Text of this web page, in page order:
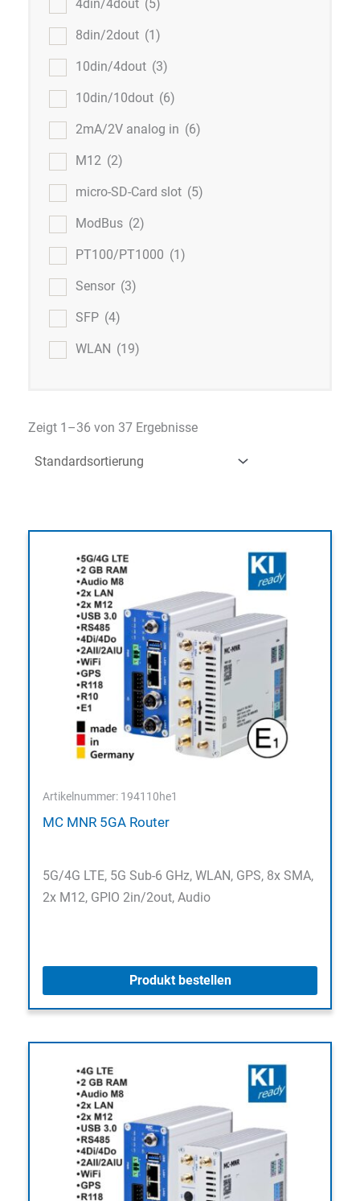
4din/4dout (5)
8din/2dout (1)
10din/4dout (3)
10din/10dout (6)
2mA/2V analog in (6)
M12 (2)
micro-SD-Card slot (5)
ModBus (2)
PT100/PT1000 (1)
Sensor (3)
SFP (4)
WLAN (19)
Zeigt 1–36 von 37 Ergebnisse
Artikelnummer: 194110he1
MC MNR 5GA Router
5G/4G LTE, 5G Sub-6 GHz, WLAN, GPS, 8x SMA,
2x M12, GPIO 2in/2out, Audio
Produkt bestellen